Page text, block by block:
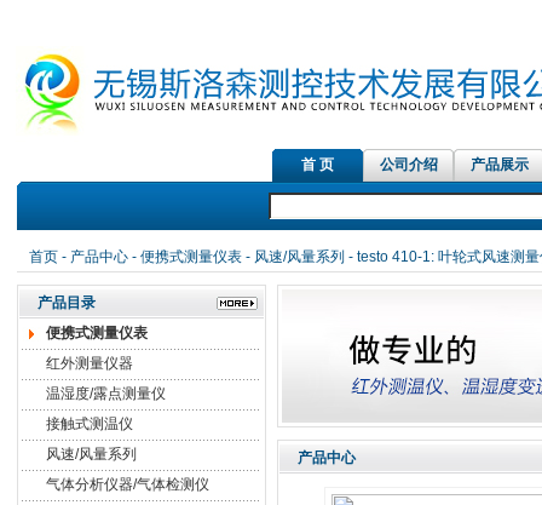
首 页 公司介绍 产品展示
首页- 产品中心- 便携式测量仪表- 风速/风量系列 - testo 410-1: 叶轮式风速测量
产品目录
便携式测量仪表
红外测量仪器
温湿度/露点测量仪
接触式测温仪
风速/风量系列
气体分析仪器/气体检测仪
产品中心